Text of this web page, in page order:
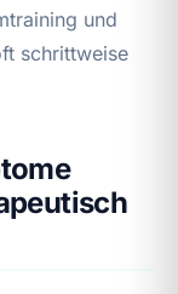
und
schrittweise